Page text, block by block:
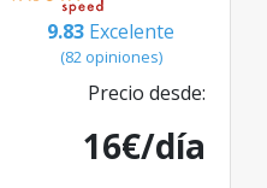
9.83 Excelente
(82 opiniones)
Precio desde:
16€/día